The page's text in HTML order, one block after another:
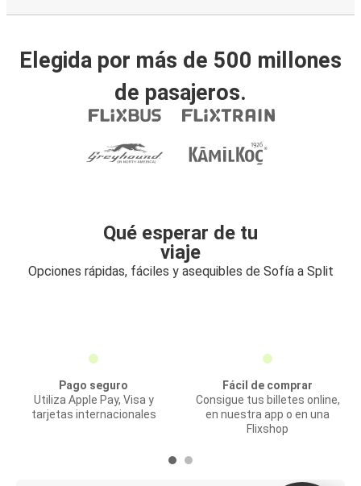
Elegida por más de 500 millones
de pasajeros.
Qué esperar de tu
viaje
Opciones rápidas, fáciles y asequibles de Sofía a Split
Pago seguro
Utiliza Apple Pay, Visa y
tarjetas internacionales
Fácil de comprar
Consigue tus billetes online,
en nuestra app o en una
Flixshop